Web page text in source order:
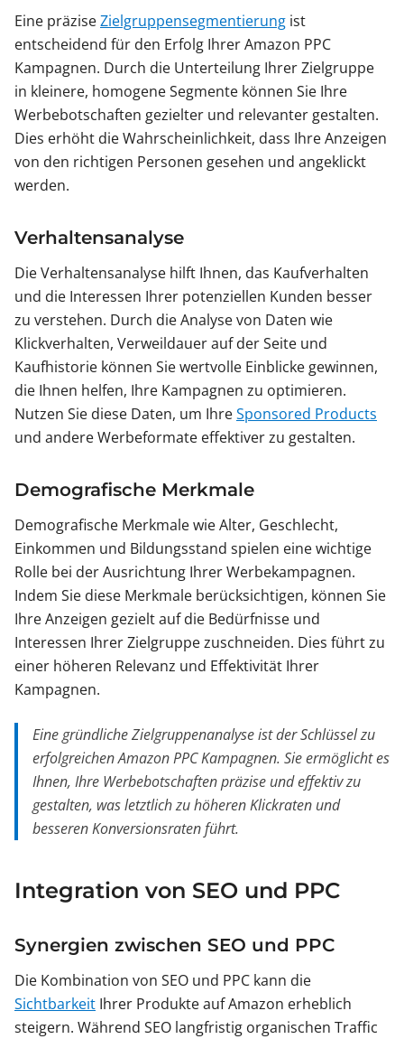
Eine präziseZielgruppensegmentierung ist
entscheidend für den Erfolg Ihrer Amazon PPC
Kampagnen. Durch die Unterteilung Ihrer Zielgruppe
in kleinere, homogene Segmente können Sie Ihre
Werbebotschaften gezielter und relevanter gestalten.
Dies erhöht die Wahrscheinlichkeit, dass Ihre Anzeigen
von den richtigen Personen gesehen und angeklickt
werden.
Verhaltensanalyse
Die Verhaltensanalyse hilft Ihnen, das Kaufverhalten
und die Interessen Ihrer potenziellen Kunden besser
zu verstehen. Durch die Analyse von Daten wie
Klickverhalten, Verweildauer auf der Seite und
Kaufhistorie können Sie wertvolle Einblicke gewinnen,
die Ihnen helfen, Ihre Kampagnen zu optimieren.
Nutzen Sie diese Daten, um IhreSponsored Products
und andere Werbeformate effektiver zu gestalten.
Demografische Merkmale
Demografische Merkmale wie Alter, Geschlecht,
Einkommen und Bildungsstand spielen eine wichtige
Rolle bei der Ausrichtung Ihrer Werbekampagnen.
Indem Sie diese Merkmale berücksichtigen, können Sie
Ihre Anzeigen gezielt auf die Bedürfnisse und
Interessen Ihrer Zielgruppe zuschneiden. Dies führt zu
einer höheren Relevanz und Effektivität Ihrer
Kampagnen.
Eine gründliche Zielgruppenanalyse ist der Schlüssel zu
erfolgreichen Amazon PPC Kampagnen. Sie ermöglicht es
Ihnen, Ihre Werbebotschaften präzise und effektiv zu
gestalten, was letztlich zu höheren Klickraten und
besseren Konversionsraten führt.
Integration von SEO und PPC
Synergien zwischen SEO und PPC
Die Kombination von SEO und PPC kann die
Sichtbarkeit Ihrer Produkte auf Amazon erheblich
steigern. Während SEO langfristig organischen Traffic